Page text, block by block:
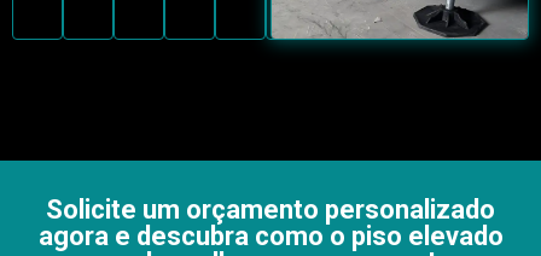
Solicite um orçamento personalizado
agora e descubra como o piso elevado